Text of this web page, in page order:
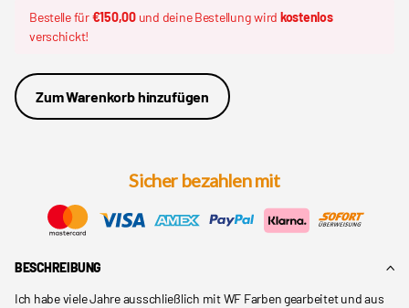
Bestelle für€150,00und deine Bestellung wird kostenlos
verschickt!
Zum Warenkorb hinzufügen
Sicher bezahlen mit
BESCHREIBUNG
Ich habe viele Jahre ausschließlich mit WF Farben gearbeitet und aus